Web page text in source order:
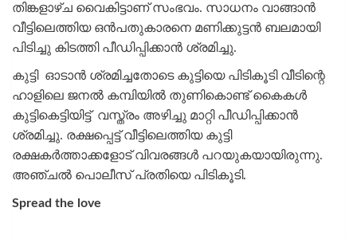
തിങ്കളാഴ്ച വൈകിട്ടാണ് സംഭവം. സാധനം വാങ്ങാൻ
വീട്ടിലെത്തിയ ഒൻപതുകാരനെ മണിക്കുട്ടൻ ബലമായി
പിടിച്ചു കിടത്തി പീഡിപ്പിക്കാൻ ശ്രമിച്ചു.
കുട്ടി ഓടാൻ ശ്രമിച്ചതോടെ കുട്ടിയെ പിടികൂടി വീടിന്റെ
ഹാളിലെ ജനൽ കമ്പിയിൽ തുണികൊണ്ട് കൈകൾ
കുട്ടികെട്ടിയിട്ട് വസ്ത്രം അഴിച്ചു മാറ്റി പീഡിപ്പിക്കാൻ
ശ്രമിച്ചു. രക്ഷപ്പെട്ട് വീട്ടിലെത്തിയ കുട്ടി
രക്ഷകർത്താക്കളോട് വിവരങ്ങൾ പറയുകയായിരുന്നു.
അഞ്ചൽ പൊലീസ് പ്രതിയെ പിടികൂടി.
Spread the love